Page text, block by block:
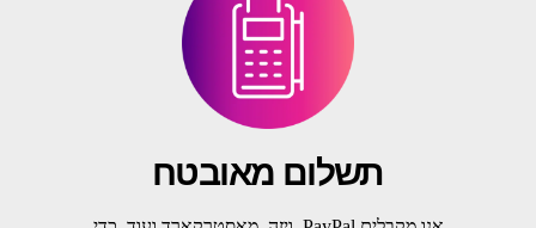
תשלום מאובטח